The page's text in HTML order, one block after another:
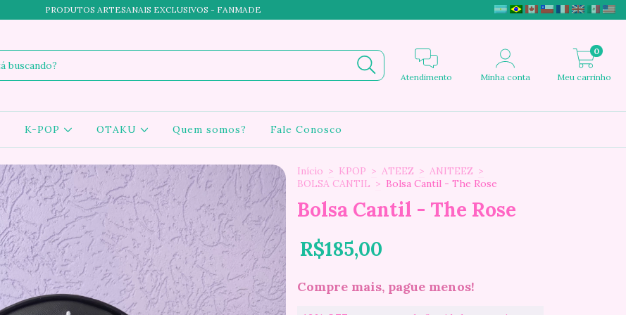
PRODUTOS ARTESANAIS EXCLUSIVOS - FANMADE
Atendimento Minha conta Meu carrinho
0
K-POP OTAKU Quem somos? Fale Conosco
Início > KPOP > ATEEZ > ANITEEZ >
BOLSA CANTIL > Bolsa Cantil - The Rose
Bolsa Cantil - The Rose
R$185,00
Compre mais, pague menos!